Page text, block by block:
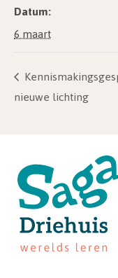
Datum:
6 maart
nieuwe lichting